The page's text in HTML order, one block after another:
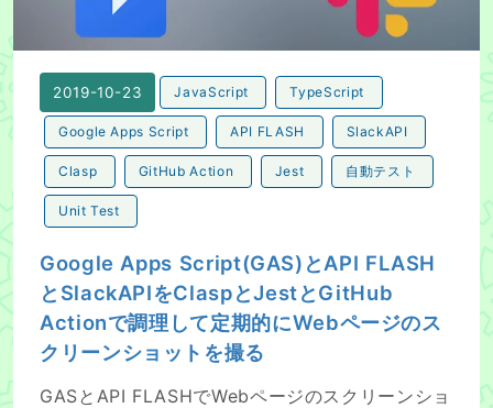
2019-10-23 JavaScript TypeScript
Google Apps Script API FLASH SlackAPI
Clasp GitHub Action Jest 自動テスト
Unit Test
Google Apps Script(GAS)とAPI FLASH
とSlackAPIをClaspとJestとGitHub
Actionで調理して定期的にWebページのス
クリーンショットを撮る
GASとAPI FLASHでWebページのスクリーンショ